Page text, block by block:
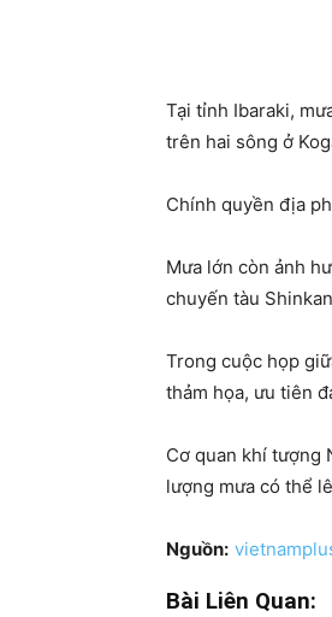
Tại tỉnh Ibaraki,
trên hai sông ở
Chính quyền địa
Mưa lớn còn ảnh
chuyến tàu
Trong cuộc họp
thảm họa, ưu tiên
Cơ quan khí tượng
lượng mưa có thể
Nguồn:
Bài Liên Quan: